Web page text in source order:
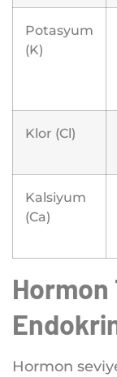
Potasyum
(K)
Klor (Cl)
Kalsiyum
(Ca)
Hormon